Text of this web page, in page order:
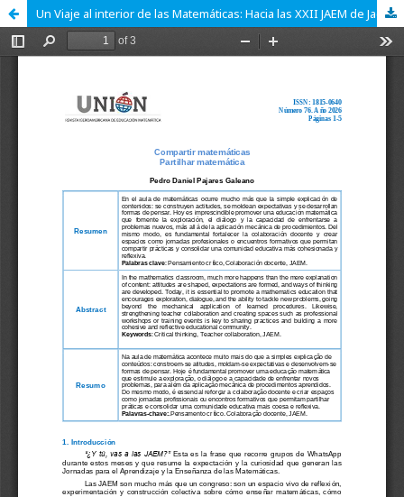
Un Viaje al interior de las Matemáticas: Hacia las XXII JAEM de Jaén 2026; Compartir matemáticas